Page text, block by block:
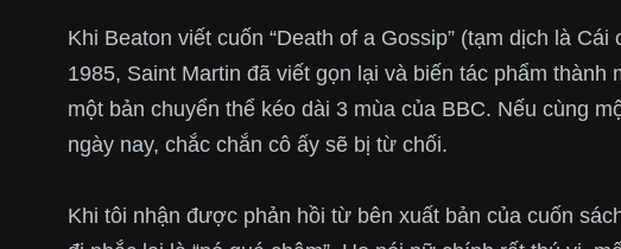
Khi Beaton viết cuốn “Death of a Gossip” (tạm dịch là
1985, Saint Martin đã viết gọn lại và biến tác phẩm
một bản chuyển thể kéo dài 3 mùa của BBC. Nếu cùng
ngày nay, chắc chắn cô ấy sẽ bị từ chối.
Khi tôi nhận được phản hồi từ bên xuất bản của cuốn